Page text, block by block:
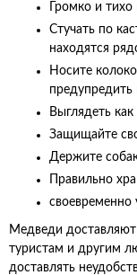
Громко и тихо
Стучать по
находятся
Носите
предупредить
Выглядеть
Защищайте
Держите
Правильно
своевременно
Медведи
туристам и другим
доставлять